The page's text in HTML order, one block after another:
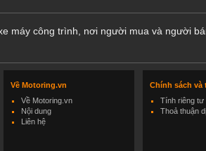
máy công trình, nơi người mua và người
Về Motoring.vn
Về Motoring.vn
Nội dung
Liên hệ
Chính sách và
Tính riêng tư
Thoả thuận